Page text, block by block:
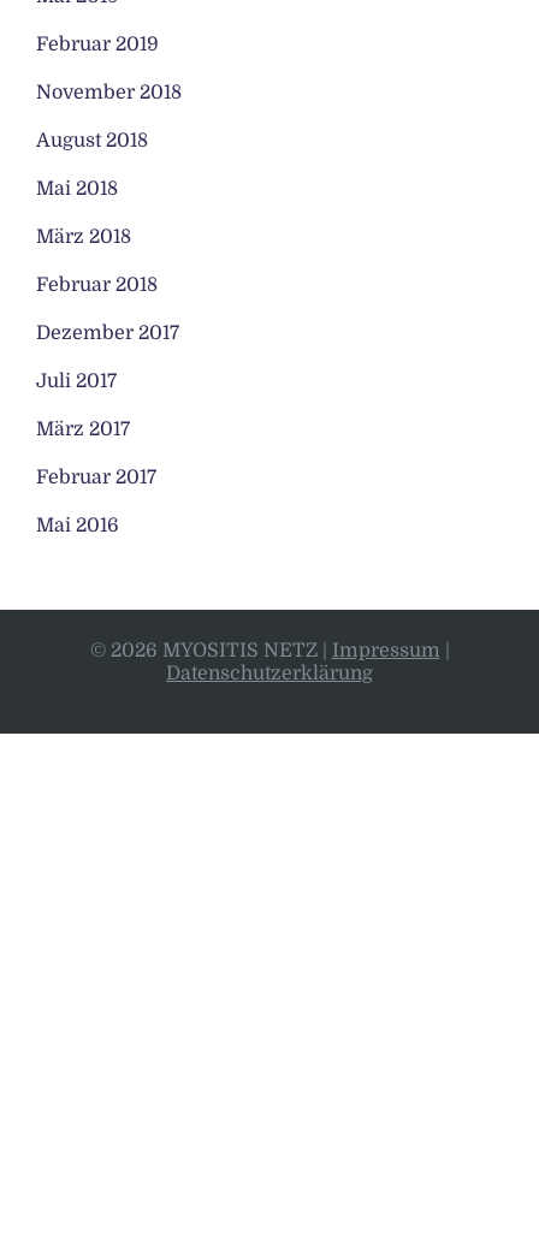
Februar 2019
November 2018
August 2018
Mai 2018
März 2018
Februar 2018
Dezember 2017
Juli 2017
März 2017
Februar 2017
Mai 2016
© 2026 MYOSITIS NETZ Impressum
Datenschutzerklärung